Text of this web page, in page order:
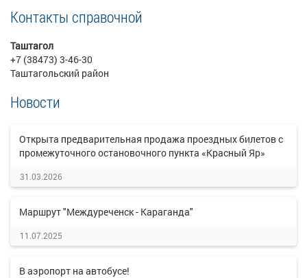
Контакты справочной
Таштагол
+7 (38473) 3-46-30
Таштагольский район
Новости
Открыта предварительная продажа проездных билетов с
промежуточного остановочного пункта «Красный Яр»
31.03.2026
Маршрут "Междуреченск - Караганда"
11.07.2025
В аэропорт на автобусе!